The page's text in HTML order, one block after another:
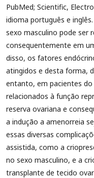
PubMed; Scientific,
idioma português e inglês.
sexo masculino pode
consequentemente em
disso, os fatores
atingidos e desta forma,
entanto, em pacientes
relacionados à função
reserva ovariana e
a indução a amenorreia
essas diversas
assistida, como a
no sexo masculino, e a
transplante de tecido